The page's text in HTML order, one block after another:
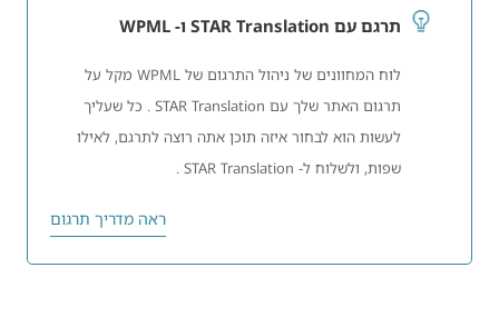
תרגם עם STAR Translation ו- WPML
לוח המחוונים של ניהול התרגום של WPML מקל על
תרגום האתר שלך עם STAR Translation . כל שעליך
לעשות הוא לבחור איזה תוכן אתה רוצה לתרגם, לאילו
שפות, ולשלוח ל- STAR Translation .
ראה מדריך תרגום